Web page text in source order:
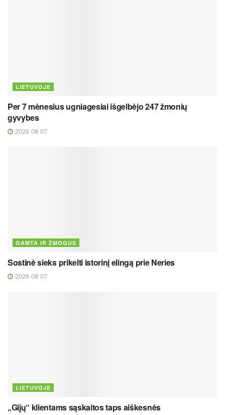
LIETUVOJE
Per 7 mėnesius ugniagesiai išgelbėjo 247 žmonių
gyvybes
2026 08 07
GAMTA IR ŽMOGUS
Sostinė sieks prikelti istorinį elingą prie Neries
2026 08 07
LIETUVOJE
„Gijų“ klientams sąskaitos taps aiškesnės